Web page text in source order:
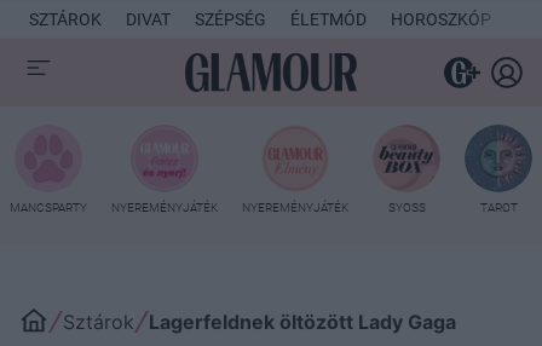
SZTÁROK DIVAT SZÉPSÉG ÉLETMÓD HOROSZKÓP
MANCSPARTY NYEREMÉNYJÁTÉK NYEREMÉNYJÁTÉK SYOSS TAROT
Sztárok Lagerfeldnek öltözött Lady Gaga